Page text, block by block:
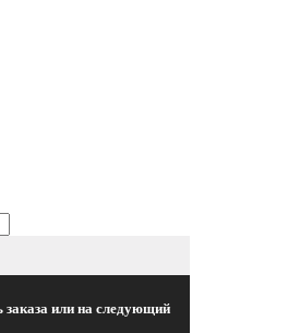
заказа или на следующий